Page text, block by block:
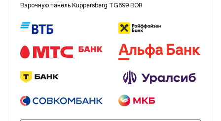
Варочную панель Kuppersberg TG699 BOR